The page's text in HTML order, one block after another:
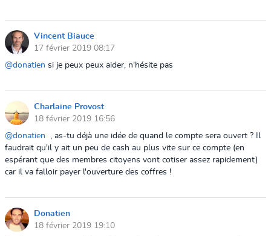
Vincent Biauce
17 février 2019 08:17
@donatien si je peux peux aider, n'hésite pas
Charlaine Provost
18 février 2019 16:56
@donatien
, as-tu déjà une idée de quand le compte sera ouvert ? Il
faudrait qu'il y ait un peu de cash au plus vite sur ce compte (en
espérant que des membres citoyens vont cotiser assez rapidement)
car il va falloir payer l'ouverture des coffres !
Donatien
18 février 2019 19:10